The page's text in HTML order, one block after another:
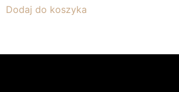
Dodaj do koszyka